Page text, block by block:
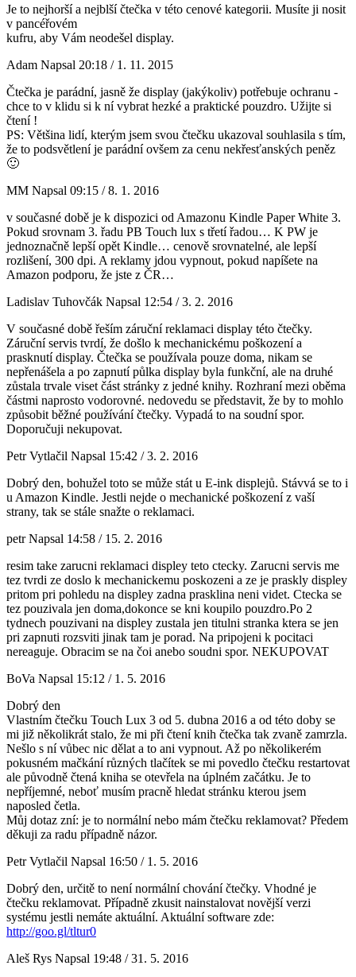
Je to nejhorší a nejblší čtečka v této cenové kategorii. Musíte ji nosit
v pancéřovém
kufru, aby Vám neodešel display.
Adam Napsal 20:18 / 1. 11. 2015
Čtečka je parádní, jasně že display (jakýkoliv) potřebuje ochranu -
chce to v klidu si k ní vybrat hezké a praktické pouzdro. Užijte si
čtení !
PS: Většina lidí, kterým jsem svou čtečku ukazoval souhlasila s tím,
že to podsvětlení je parádní ovšem za cenu nekřesťanských peněz
🙂
MM Napsal 09:15 / 8. 1. 2016
v současné době je k dispozici od Amazonu Kindle Paper White 3.
Pokud srovnam 3. řadu PB Touch lux s třetí řadou… K PW je
jednoznačně lepší opět Kindle… cenově srovnatelné, ale lepší
rozlišení, 300 dpi. A reklamy jdou vypnout, pokud napíšete na
Amazon podporu, že jste z ČR…
Ladislav Tuhovčák Napsal 12:54 / 3. 2. 2016
V současné době řeším záruční reklamaci display této čtečky.
Záruční servis tvrdí, že došlo k mechanickému poškození a
prasknutí display. Čtečka se používala pouze doma, nikam se
nepřenášela a po zapnutí půlka display byla funkční, ale na druhé
zůstala trvale viset část stránky z jedné knihy. Rozhraní mezi oběma
částmi naprosto vodorovné. nedovedu se představit, že by to mohlo
způsobit běžné používání čtečky. Vypadá to na soudní spor.
Doporučuji nekupovat.
Petr Vytlačil Napsal 15:42 / 3. 2. 2016
Dobrý den, bohužel toto se může stát u E-ink displejů. Stávvá se to i
u Amazon Kindle. Jestli nejde o mechanické poškození z vaší
strany, tak se stále snažte o reklamaci.
petrNapsal 14:58 / 15. 2. 2016
resim take zarucni reklamaci displey teto ctecky. Zarucni servis me
tez tvrdi ze doslo k mechanickemu poskozeni a ze je praskly displey
pritom pri pohledu na displey zadna prasklina neni videt. Ctecka se
tez pouzivala jen doma,dokonce se kni koupilo pouzdro.Po 2
tydnech pouzivani na displey zustala jen titulni stranka ktera se jen
pri zapnuti rozsviti jinak tam je porad. Na pripojeni k pocitaci
nereaguje. Obracim se na čoi anebo soudni spor. NEKUPOVAT
BoVa Napsal 15:12 / 1. 5. 2016
Dobrý den
Vlastním čtečku Touch Lux 3 od 5. dubna 2016 a od této doby se
mi již několikrát stalo, že mi při čtení knih čtečka tak zvaně zamrzla.
Nešlo s ní vůbec nic dělat a to ani vypnout. Až po několikerém
pokusném mačkání různých tlačítek se mi povedlo čtečku restartovat
ale původně čtená kniha se otevřela na úplném začátku. Je to
nepříjemné, neboť musím pracně hledat stránku kterou jsem
naposled četla.
Můj dotaz zní: je to normální nebo mám čtečku reklamovat? Předem
děkuji za radu případně názor.
Petr Vytlačil Napsal 16:50 / 1. 5. 2016
Dobrý den, určitě to není normální chování čtečky. Vhodné je
čtečku reklamovat. Případně zkusit nainstalovat novější verzi
systému jestli nemáte aktuální. Aktuální software zde:
http://goo.gl/tltur0
Aleš Rys Napsal 19:48 / 31. 5. 2016